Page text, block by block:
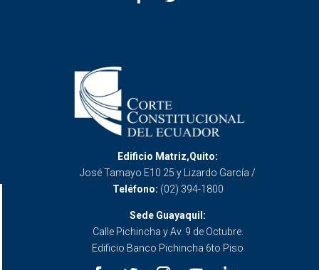
Edificio Matriz,Quito:
José Tamayo E10 25 y Lizardo García /
Teléfono: (02) 394-1800
Sede Guayaquil:
Calle Pichincha y Av. 9 de Octubre.
Edificio Banco Pichincha 6to Piso